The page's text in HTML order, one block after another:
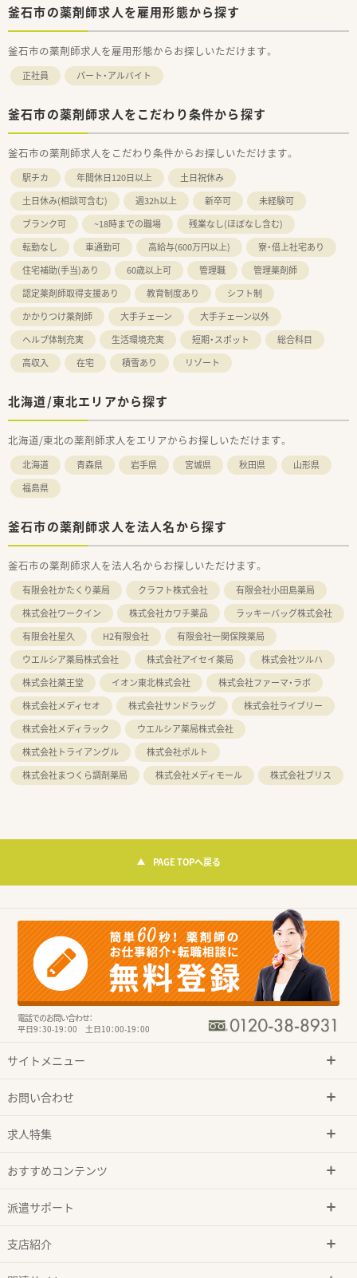
釜石市の薬剤師求人を雇用形態から探す
釜石市の薬剤師求人を雇用形態からお探しいただけます。
正社員 パート・アルバイト
釜石市の薬剤師求人をこだわり条件から探す
釜石市の薬剤師求人をこだわり条件からお探しいただけます。
駅チカ 年間休日120日以上
土日祝休み
土日休み(相談可含む)
週32h以上 新卒可
未経験可
ブランク可
~18時までの職場
残業なし(ほぼなし含む)
転勤なし
車通勤可 高給与(600万円以上)
寮・借上社宅あり
住宅補助(手当)あり
60歳以上可 管理職
管理薬剤師
認定薬剤師取得支援あり
教育制度あり
シフト制
かかりつけ薬剤師
大手チェーン
大手チェーン以外
ヘルプ体制充実
生活環境充実 短期・スポット
総合科目
高収入
在宅 積雪あり リゾート
北海道/東北エリアから探す
北海道/東北の薬剤師求人をエリアからお探しいただけます。
北海道 青森県 岩手県 宮城県 秋田県
山形県
福島県
釜石市の薬剤師求人を法人名から探す
釜石市の薬剤師求人を法人名からお探しいただけます。
有限会社かたくり薬局 クラフト株式会社
有限会社小田島薬局
株式会社ワークイン
株式会社カワチ薬品
ラッキーバッグ株式会社
有限会社星久
H2有限会社
有限会社一関保険薬局
ウエルシア薬局株式会社
株式会社アイセイ薬局
株式会社ツルハ
株式会社薬王堂
イオン東北株式会社
株式会社ファーマ・ラボ
株式会社メディセオ
株式会社サンドラッグ
株式会社ライブリー
株式会社メディラック
ウエルシア薬局株式会社
株式会社トライアングル
株式会社ポルト
株式会社まつくら調剤薬局
株式会社メディモール 株式会社ブリス
PAGE TOPへ戻る
電話でのお問い合わせ：
平日9：30-19：00 土日10：00-19：00
サイトメニュー
お問い合わせ
求人特集
おすすめコンテンツ
派遣サポート
支店紹介